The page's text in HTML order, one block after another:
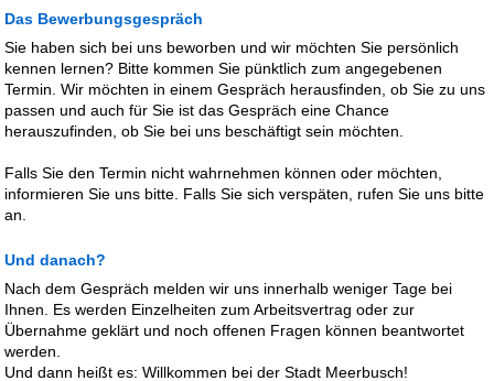
Das Bewerbungsgespräch
Sie haben sich bei uns beworben und wir möchten Sie persönlich
kennen lernen? Bitte kommen Sie pünktlich zum angegebenen
Termin. Wir möchten in einem Gespräch herausfinden, ob Sie zu uns
passen und auch für Sie ist das Gespräch eine Chance
herauszufinden, ob Sie bei uns beschäftigt sein möchten.
Falls Sie den Termin nicht wahrnehmen können oder möchten,
informieren Sie uns bitte. Falls Sie sich verspäten, rufen Sie uns bitte
an.
Und danach?
Nach dem Gespräch melden wir uns innerhalb weniger Tage bei
Ihnen. Es werden Einzelheiten zum Arbeitsvertrag oder zur
Übernahme geklärt und noch offenen Fragen können beantwortet
werden.
Und dann heißt es: Willkommen bei der Stadt Meerbusch!